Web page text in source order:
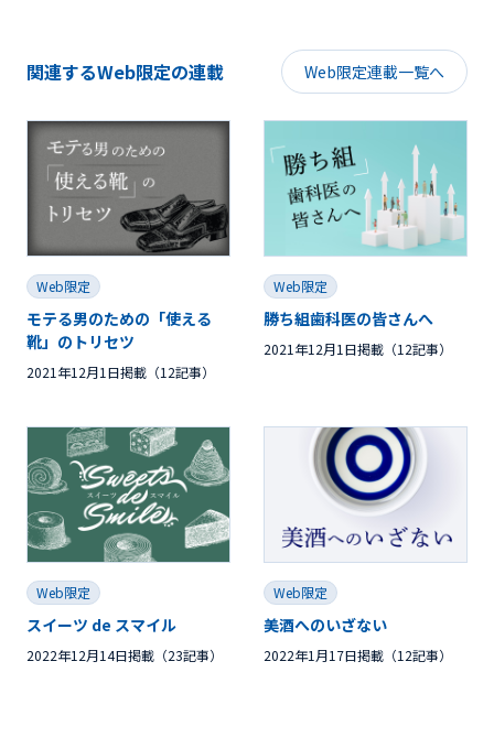
関連するWeb限定の連載 Web限定連載一覧へ
Web限定
モテる男のための「使える
靴」のトリセツ
2021年12月1日掲載（12記事）
Web限定
勝ち組歯科医の皆さんへ
2021年12月1日掲載（12記事）
Web限定
スイーツ de スマイル
2022年12月14日掲載（23記事）
Web限定
美酒へのいざない
2022年1月17日掲載（12記事）